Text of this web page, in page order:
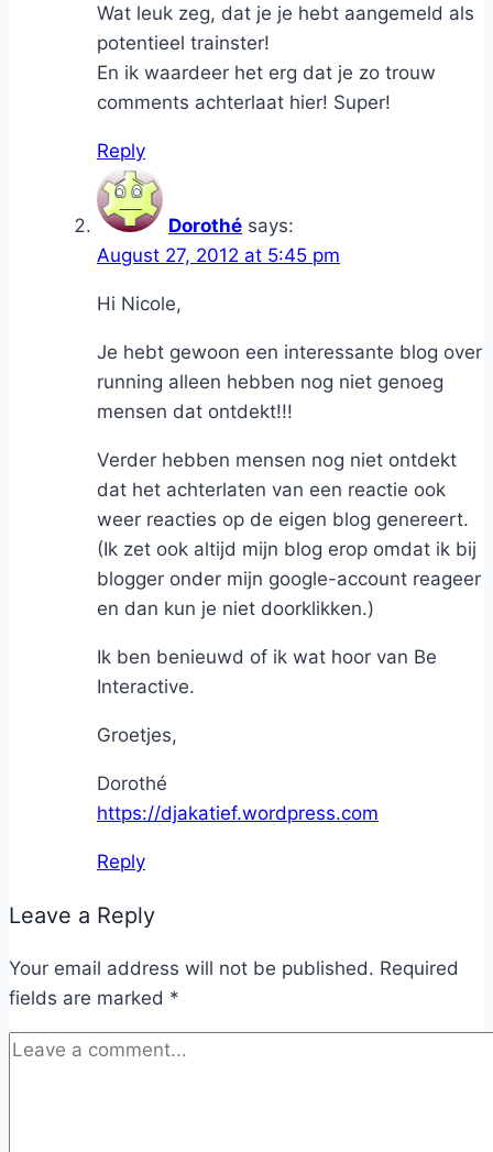
Wat leuk zeg, dat je je hebt aangemeld als
potentieel trainster!
En ik waardeer het erg dat je zo trouw
comments achterlaat hier! Super!
Reply
Dorothé says:
August 27, 2012 at 5:45 pm
Hi Nicole,
Je hebt gewoon een interessante blog over
running alleen hebben nog niet genoeg
mensen dat ontdekt!!!
Verder hebben mensen nog niet ontdekt
dat het achterlaten van een reactie ook
weer reacties op de eigen blog genereert.
(Ik zet ook altijd mijn blog erop omdat ik bij
blogger onder mijn google-account reageer
en dan kun je niet doorklikken.)
Ik ben benieuwd of ik wat hoor van Be
Interactive.
Groetjes,
Dorothé
https://djakatief.wordpress.com
Reply
Leave a Reply
Your email address will not be published. Required
fields are marked *